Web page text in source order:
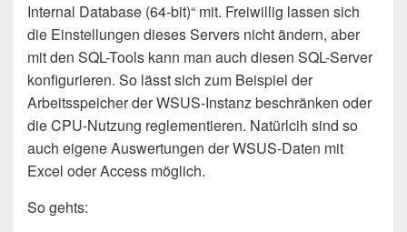
Internal Database (64-bit)“ mit. Freiwillig lassen sich
die Einstellungen dieses Servers nicht ändern, aber
mit den SQL-Tools kann man auch diesen SQL-Server
konfigurieren. So lässt sich zum Beispiel der
Arbeitsspeicher der WSUS-Instanz beschränken oder
die CPU-Nutzung reglementieren. Natürlcih sind so
auch eigene Auswertungen der WSUS-Daten mit
Excel oder Access möglich.
So gehts: